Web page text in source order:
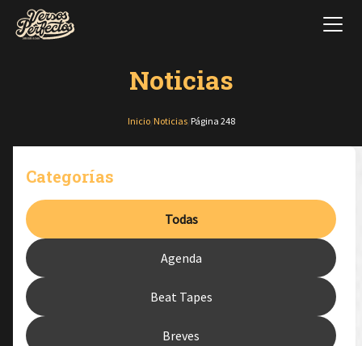
Noticias
Inicio/ Noticias/ Página 248
Categorías
Todas
Agenda
Beat Tapes
Breves